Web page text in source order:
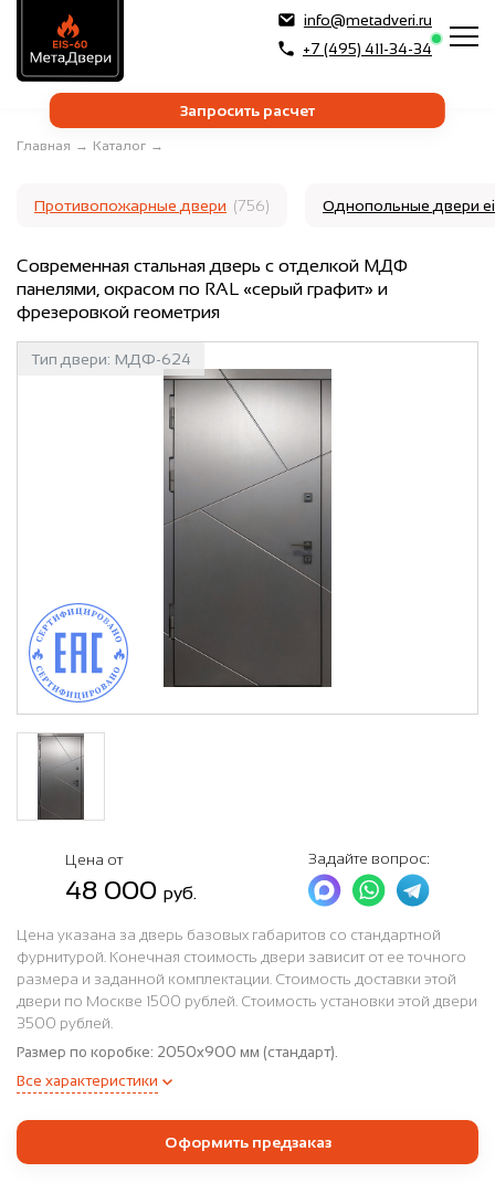
info@metadveri.ru
+7 (495) 411-34-34
Запросить расчет
Главная → Каталог →
Противопожарные двери (756) Однопольные двери
Современная стальная дверь с отделкой МДФ
панелями, окрасом по RAL «серый графит» и
фрезеровкой геометрия
Тип двери: МДФ-624
Цена от
48 000руб.
Задайте вопрос:
Цена указана за дверь базовых габаритов со стандартной
фурнитурой. Конечная стоимость двери зависит от ее точного
размера и заданной комплектации. Стоимость доставки этой
двери по Москве 1500 рублей. Стоимость установки этой двери
3500 рублей.
Размер по коробке: 2050x900 мм (стандарт).
Все характеристики
Оформить предзаказ